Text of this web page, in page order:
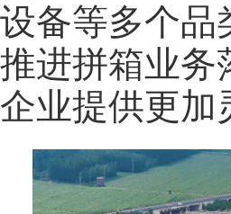
设备等多个品
推进拼箱业务
企业提供更加